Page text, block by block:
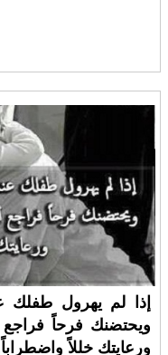
إذا لم يهرول طفلك
ويحتضنك فرحاً
ورعايتك خللاً